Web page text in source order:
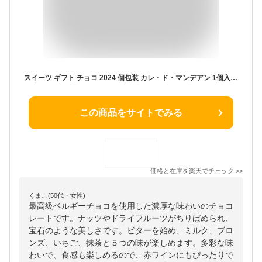
スイーツ ギフト チョコ 2024 個包装 カレ・ド・マンデアン 1個入×10セット チョコレート 詰め合わせ いちご ミルク ビター かわいい スイーツ 人気 おしゃれ お取り寄せ プチギフト 内祝い 出産祝い 退職祝い 職場 学校 小学生 子供 大量 お配り 送料無料
この商品をサイトでみる
価格と在庫を楽天でチェック >>
くまこ(50代・女性)
最高級ベルギーチョコを使用した濃厚な味わいのチョコ
レートです。ナッツやドライフルーツがちりばめられ、
宝石のような美しさです。ビターを始め、ミルク、ブロ
ンズ、いちご、抹茶と５つの味が楽しめます。多彩な味
わいで、食感も楽しめるので、赤ワインにもぴったりで